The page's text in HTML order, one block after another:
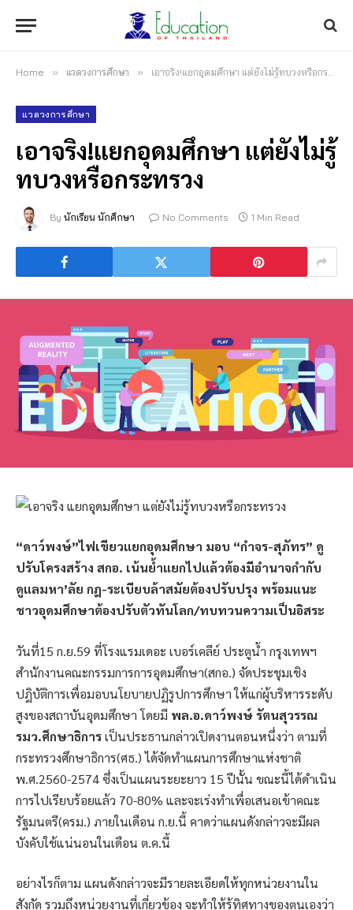
Home » แวดวงการศึกษา » เอาจริง!แยกอุดมศึกษา แต่ยังไม่รู้ทบวงหรือกระทรวง
แวดวงการศึกษา
เอาจริง!แยกอุดมศึกษา แต่ยังไม่รู้
ทบวงหรือกระทรวง
By นักเรียน นักศึกษา No Comments 1 Min Read
“ดาว์พงษ์”ไฟเขียวแยกอุดมศึกษา มอบ “กำจร-สุภัทร” ดู
ปรับโครงสร้าง สกอ. เน้นย้ำแยกไปแล้วต้องมีอำนาจกำกับ
ดูแลมหา’ลัย กฎ-ระเบียบล้าสมัยต้องปรับปรุง พร้อมแนะ
ชาวอุดมศึกษาต้องปรับตัวทันโลก/ทบทวนความเป็นอิสระ
วันที่15 ก.ย.59 ที่โรงแรมเดอะ เบอร์เคลีย์ ประตูน้ำ กรุงเทพฯ
สำนักงานคณะกรรมการการอุดมศึกษา(สกอ.) จัดประชุมเชิง
ปฎิบัติการเพื่อมอบนโยบายปฏิรูปการศึกษา ให้แก่ผู้บริหารระดับ
สูงของสถาบันอุดมศึกษา โดยมี พล.อ.ดาว์พงษ์ รัตนสุวรรณ
รมว.ศึกษาธิการเป็นประธานกล่าวเปิดงานตอนหนึ่งว่า ตามที่
กระทรวงศึกษาธิการ(ศธ.) ได้จัดทำแผนการศึกษาแห่งชาติ
พ.ศ.2560-2574 ซึ่งเป็นแผนระยะยาว 15 ปีนั้น ขณะนี้ได้ดำเนิน
การไปเรียบร้อยแล้ว 70-80% และจะเร่งทำเพื่อเสนอเข้าคณะ
รัฐมนตรี(ครม.) ภายในเดือน ก.ย.นี้ คาดว่าแผนดังกล่าวจะมีผล
บังคับใช้แน่นอนในเดือน ต.ค.นี้
อย่างไรก็ตาม แผนดังกล่าวจะมีรายละเอียดให้ทุกหน่วยงานใน
สังกัด รวมถึงหน่วยงานที่เกี่ยวข้อง จะทำให้รู้ทิศทางของตนเองว่า